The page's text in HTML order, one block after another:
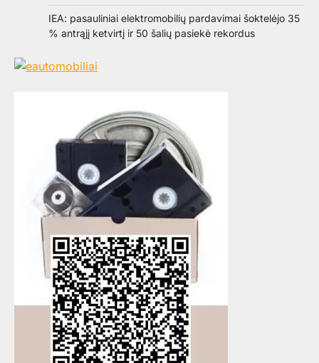
IEA: pasauliniai elektromobilių pardavimai šoktelėjo 35
% antrąjį ketvirtį ir 50 šalių pasiekė rekordus